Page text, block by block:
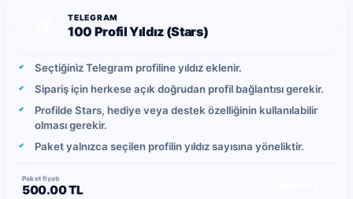
TELEGRAM
100 Profil Yıldız (Stars)
Seçtiğiniz Telegram profiline yıldız eklenir.
Sipariş için herkese açık doğrudan profil bağlantısı gerekir.
Profilde Stars, hediye veya destek özelliğinin kullanılabilir
olması gerekir.
Paket yalnızca seçilen profilin yıldız sayısına yöneliktir.
Paket fiyatı
500.00 TL